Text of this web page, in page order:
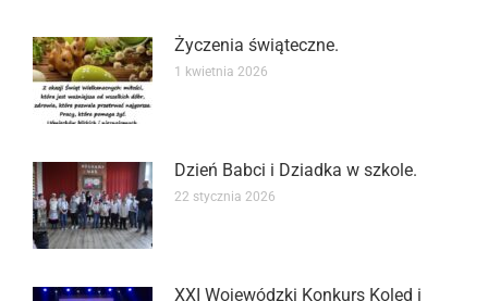
Życzenia świąteczne.
1 kwietnia 2026
Dzień Babci i Dziadka w szkole.
22 stycznia 2026
XXI Wojewódzki Konkurs Kolęd i